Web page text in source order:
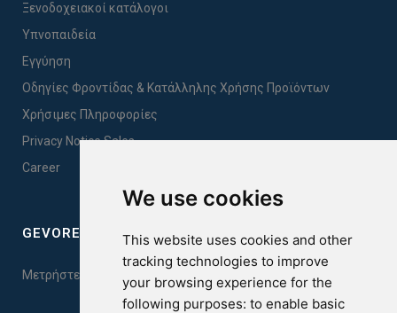
We use cookies
This website uses cookies and other
tracking technologies to improve
your browsing experience for the
following purposes: to enable basic
Ξενοδοχειακοί κατάλογοι
Υπνοπαιδεία
Εγγύηση
Οδηγίες Φροντίδας & Κατάλληλης Χρήσης Προϊόντων
Χρήσιμες Πληροφορίες
Privacy Notice Sales
Career
GEVOREST SLEEP QUALITY INDEX
Μετρήστε την ποιότητα του ύπνου σας. Κάντε το τεστ εδώ!